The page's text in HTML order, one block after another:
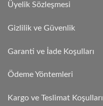
Üyelik Sözleşmesi
Gizlilik ve Güvenlik
Garanti ve İade Koşulları
Ödeme Yöntemleri
Kargo ve Teslimat Koşulları